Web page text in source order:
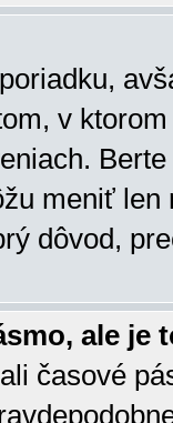
v
meniť
dôvod,
ale je
časové